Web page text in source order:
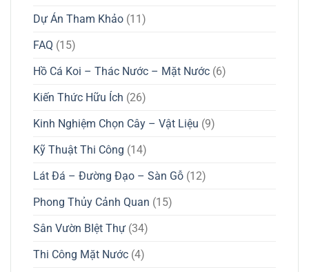
Dự Án Tham Khảo (11)
FAQ (15)
Hồ Cá Koi – Thác Nước – Mặt Nước (6)
Kiến Thức Hữu Ích (26)
Kinh Nghiệm Chọn Cây – Vật Liệu (9)
Kỹ Thuật Thi Công (14)
Lát Đá – Đường Đạo – Sàn Gỗ (12)
Phong Thủy Cảnh Quan (15)
Sân Vườn BIệt Thự (34)
Thi Công Mặt Nước (4)